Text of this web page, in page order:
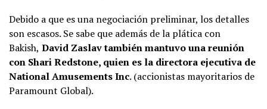
Debido a que es una negociación preliminar, los detalles
son escasos. Se sabe que además de la plática con
Bakish, David Zaslav también mantuvo una reunión
con Shari Redstone, quien es la directora ejecutiva de
National Amusements Inc. (accionistas mayoritarios de
Paramount Global).